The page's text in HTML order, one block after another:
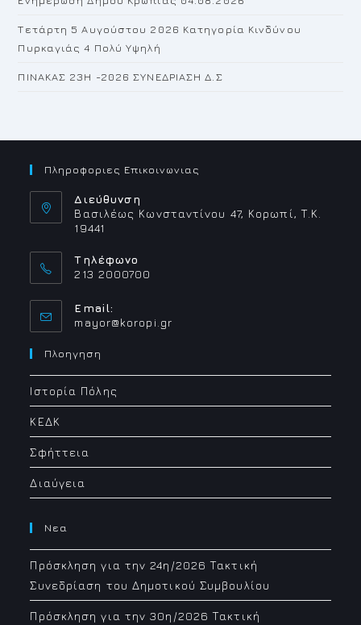
Τετάρτη 5 Αυγούστου 2026 Κατηγορία Κινδύνου
Πυρκαγιάς 4 Πολύ Υψηλή
ΠΙΝΑΚΑΣ 23H -2026 ΣΥΝΕΔΡΙΑΣΗ Δ.Σ
Πληροφοριες Επικοινωνιας
Διεύθυνση
Βασιλέως Κωνσταντίνου 47, Κορωπί, Τ.Κ.
19441
Τηλέφωνο
213 2000700
Email:
mayor@koropi.grOpens
Πλοηγηση
Ιστορία Πόλης
ΚΕΔΚ
Σφήττεια
Διαύγεια
Νεα
Πρόσκληση για την 24η/2026 Τακτική
Συνεδρίαση του Δημοτικού Συμβουλίου
Πρόσκληση για την 30η/2026 Τακτική